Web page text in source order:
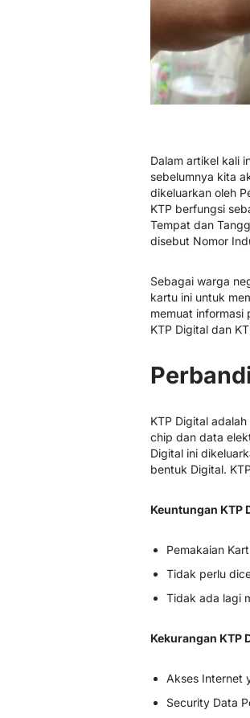
Dalam artikel kali
sebelumnya kita
dikeluarkan oleh
KTP berfungsi
Tempat dan
disebut Nomor
Sebagai warga
kartu ini untuk
memuat informasi
KTP Digital dan
KTP Digital
chip dan data
Digital ini
bentuk Digital.
Keuntungan KTP
Pemakaian
Tidak perlu
Tidak ada lagi
Kekurangan KTP
Akses Internet
Security Data